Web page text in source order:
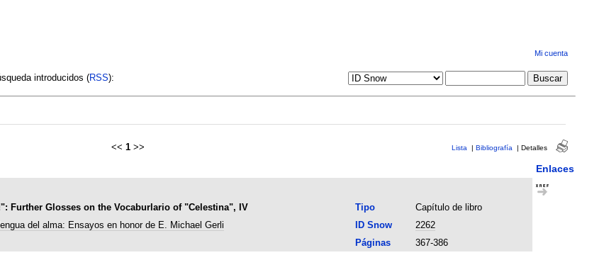
Mi cuenta
introducidos (RSS):
<< 1 >> Lista | Bibliografía | Detalles
Enlaces
Further Glosses on the Vocaburlario of "Celestina", IV Tipo
Capítulo de libro
del alma: Ensayos en honor de E. Michael Gerli ID Snow
2262
Páginas
367-386